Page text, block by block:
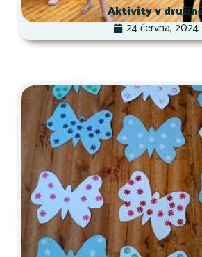
Aktivity v
24 června, 2024